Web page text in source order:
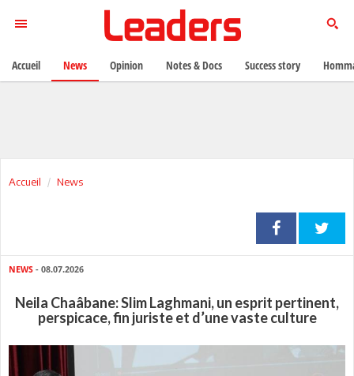
Accueil News
NEWS - 08.07.2026
Neila Chaâbane: Slim Laghmani, un esprit pertinent,
perspicace, fin juriste et d’une vaste culture
Accueil News Opinion Notes & Docs Success story